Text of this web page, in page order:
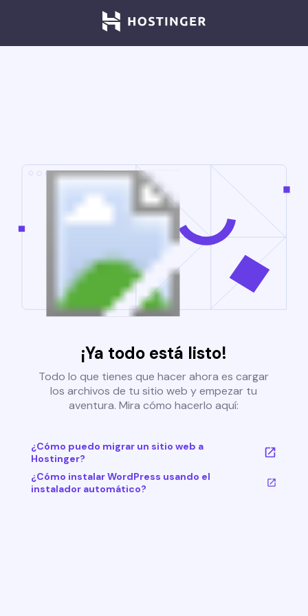
¡Ya todo está listo!
Todo lo que tienes que hacer ahora es cargar
los archivos de tu sitio web y empezar tu
aventura. Mira cómo hacerlo aquí:
¿Cómo puedo migrar un sitio web a
Hostinger?
¿Cómo instalar WordPress usando el
instalador automático?